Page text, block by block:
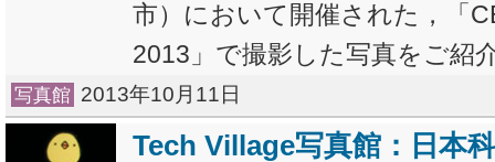
市）において開催された，「
2013」で撮影した写真をご紹
写真館 2013年10月11日
Tech Village写真館：日本